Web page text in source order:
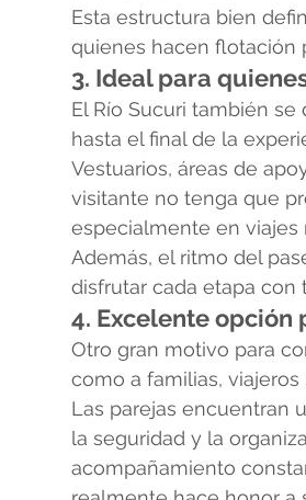
Esta estructura bien
quienes hacen flotación
3. Ideal para
El Río Sucuri también
hasta el final de la
Vestuarios, áreas de
visitante no tenga que
especialmente en
Además, el ritmo del
disfrutar cada etapa con
4. Excelente opción
Otro gran motivo para
como a familias,
Las parejas encuentran
la seguridad y la
acompañamiento